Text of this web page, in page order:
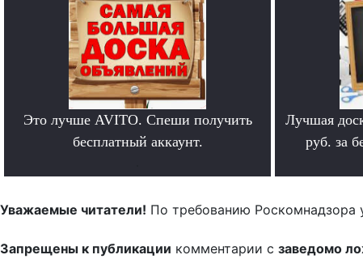
Это лучше AVITO. Спеши получить
бесплатный аккаунт.
Лучшая
руб. за
Уважаемые читатели! По требованию Роскомнадзора
Запрещены к публикации комментарии с заведомо